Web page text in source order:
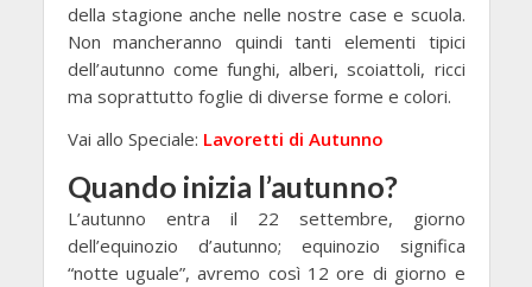
della stagione anche nelle nostre case e scuola.
Non mancheranno quindi tanti elementi tipici
dell’autunno come funghi, alberi, scoiattoli, ricci
ma soprattutto foglie di diverse forme e colori.
Vai allo Speciale: Lavoretti di Autunno
Quando inizia l’autunno?
L’autunno entra il 22 settembre, giorno
dell’equinozio d’autunno; equinozio significa
“notte uguale”, avremo così 12 ore di giorno e